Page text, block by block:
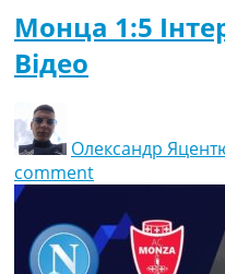
Монца 1:5
Відео
Олександр
comment